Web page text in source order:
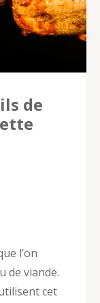
de
l’on
de viande.
cet